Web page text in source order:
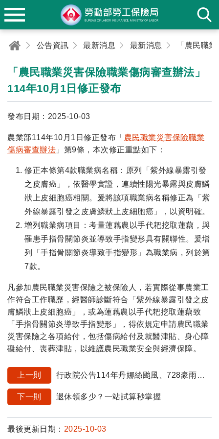
公告資訊 最新消息 最新消息
「農民職業災害保險職業傷病審查辦法」
114年10月1日修正發布
發布日期：2025-10-03
農業部114年10月1日修正發布「 農民職業災害保險職業
傷病審查辦法 」第9條，本次修正重點如下：
修正本條第4款職業病名稱：原列「紫外線暴露引發
之皮膚癌」，依醫學實證，連續性陽光暴露與皮膚鱗
狀上皮細胞癌相關。爰將該項職業病名稱修正為「紫
外線暴露引發之皮膚鱗狀上皮細胞癌」，以資明確。
增列職業病項目：考量蓮藕農以手代耙挖取蓮藕，與
罹患手指骨關節炎並導致手指變形具有關聯性。爰增
列「手指骨關節炎導致手指變形」為職業病，列於第
7款。
凡參加農民職業災害保險之被保險人，若實際從事農業工
作符合工作職歷，經醫師診斷符合「紫外線暴露引發之皮
膚鱗狀上皮細胞癌」，或為蓮藕農以手代耙挖取蓮藕致
「手指骨關節炎導致手指變形」，得依規定申請農民職業
災害保險之各項給付，包括傷病給付及就醫津貼、身心障
礙給付、喪葬津貼，以維護農民職業安全與經濟保障。
上一則 行政院公告114年丹娜絲颱風、728豪雨及楊柳颱風災區範圍，勞保局立即啟動協助措施
下一則 退休領多少？一站試算秒掌握
最後更新日期： 2025-10-03